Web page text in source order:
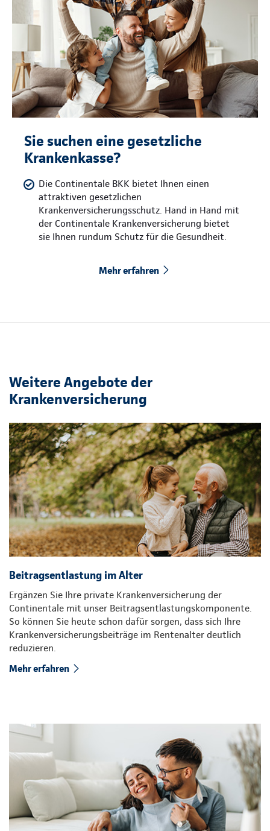
Sie suchen eine gesetzliche
Krankenkasse?
Die Continentale BKK bietet Ihnen einen
attraktiven gesetzlichen
Krankenversicherungsschutz. Hand in Hand mit
der Continentale Krankenversicherung bietet
sie Ihnen rundum Schutz für die Gesundheit.
Mehr erfahren
Weitere Angebote der
Krankenversicherung
Beitragsentlastung im Alter
Ergänzen Sie Ihre private Krankenversicherung der
Continentale mit unser Beitragsentlastungskomponente.
So können Sie heute schon dafür sorgen, dass sich Ihre
Krankenversicherungsbeiträge im Rentenalter deutlich
reduzieren.
Mehr erfahren